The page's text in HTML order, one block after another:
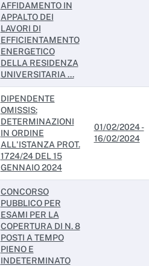
AFFIDAMENTO IN
APPALTO DEI
LAVORI DI
EFFICIENTAMENTO
ENERGETICO
DELLA RESIDENZA
UNIVERSITARIA ...
DIPENDENTE
OMISSIS:
DETERMINAZIONI
IN ORDINE
ALL'ISTANZA PROT.
1724/24 DEL 15
GENNAIO 2024
01/02/2024 -
16/02/2024
CONCORSO
PUBBLICO PER
ESAMI PER LA
COPERTURA DI N. 8
POSTI A TEMPO
PIENO E
INDETERMINATO